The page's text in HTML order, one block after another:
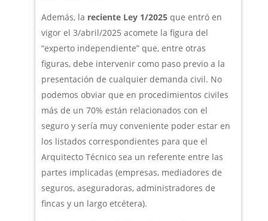
Además, la reciente Ley 1/2025que entró en
vigor el 3/abril/2025 acomete la figura del
“experto independiente” que, entre otras
figuras, debe intervenir como paso previo a la
presentación de cualquier demanda civil. No
podemos obviar que en procedimientos civiles
más de un 70% están relacionados con el
seguro y sería muy conveniente poder estar en
los listados correspondientes para que el
Arquitecto Técnico sea un referente entre las
partes implicadas (empresas, mediadores de
seguros, aseguradoras, administradores de
fincas y un largo etcétera).